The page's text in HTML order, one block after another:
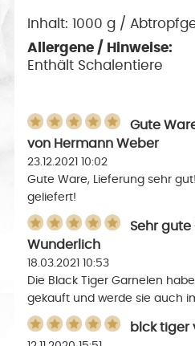
Inhalt: 1000 g /
Allergene / Hinweise:
Enthält Schalentiere
Gute
von Hermann Weber
23.12.2021 10:02
Gute Ware, Lieferung sehr
geliefert!
Sehr
Wunderlich
18.03.2021 10:53
Die Black Tiger Garnelen
gekauft und werde sie auch
blck tiger